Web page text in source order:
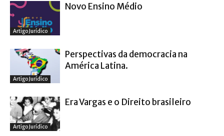
Artigo Jurídico
Novo Ensino Médio
Artigo Jurídico
Perspectivas da democracia na
América Latina.
Artigo Jurídico
Era Vargas e o Direito brasileiro